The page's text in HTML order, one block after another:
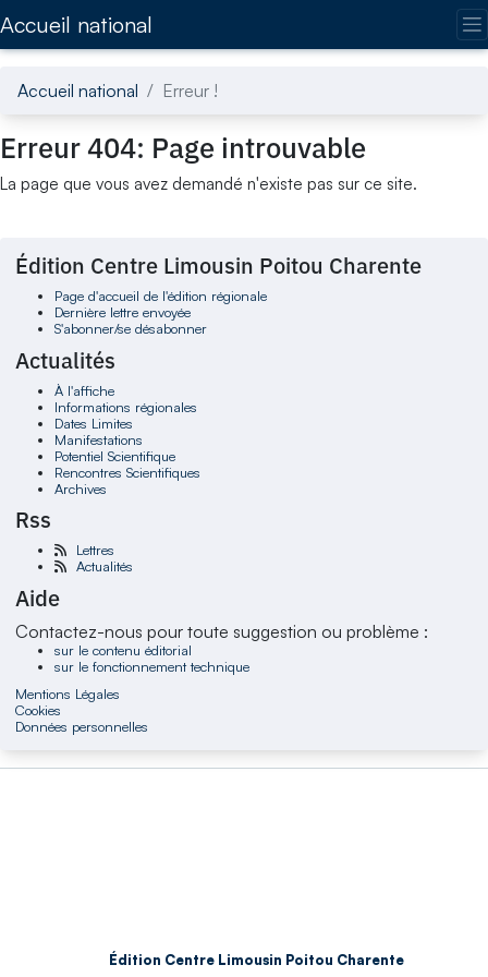
Accueil national
Accueil national Erreur !
Erreur 404: Page introuvable
La page que vous avez demandé n'existe pas sur ce site.
Édition Centre Limousin Poitou Charente
Page d'accueil de l'édition régionale
Dernière lettre envoyée
S'abonner/se désabonner
Actualités
À l'affiche
Informations régionales
Dates Limites
Manifestations
Potentiel Scientifique
Rencontres Scientifiques
Archives
Rss
Lettres
Actualités
Aide
Contactez-nous pour toute suggestion ou problème :
sur le contenu éditorial
sur le fonctionnement technique
Mentions Légales
Cookies
Données personnelles
Édition Centre Limousin Poitou Charente